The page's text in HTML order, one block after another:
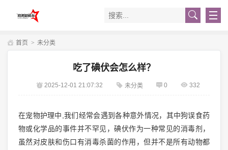
首页 > 未分类
吃了碘伏会怎么样？
2025-12-01 21:07:32 未分类 0 332
在宠物护理中,我们经常会遇到各种意外情况，其中狗误食药
物或化学品的事件并不罕见，碘伏作为一种常见的消毒剂，
虽然对皮肤和伤口有消毒杀菌的作用，但并不是所有动物都